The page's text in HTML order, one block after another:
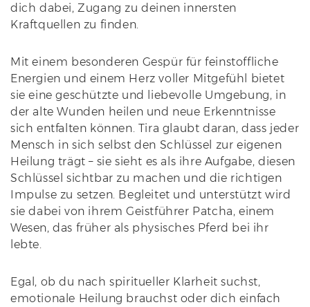
dich dabei, Zugang zu deinen innersten
Kraftquellen zu finden.
Mit einem besonderen Gespür für feinstoffliche
Energien und einem Herz voller Mitgefühl bietet
sie eine geschützte und liebevolle Umgebung, in
der alte Wunden heilen und neue Erkenntnisse
sich entfalten können. Tira glaubt daran, dass jeder
Mensch in sich selbst den Schlüssel zur eigenen
Heilung trägt – sie sieht es als ihre Aufgabe, diesen
Schlüssel sichtbar zu machen und die richtigen
Impulse zu setzen. Begleitet und unterstützt wird
sie dabei von ihrem Geistführer Patcha, einem
Wesen, das früher als physisches Pferd bei ihr
lebte.
Egal, ob du nach spiritueller Klarheit suchst,
emotionale Heilung brauchst oder dich einfach